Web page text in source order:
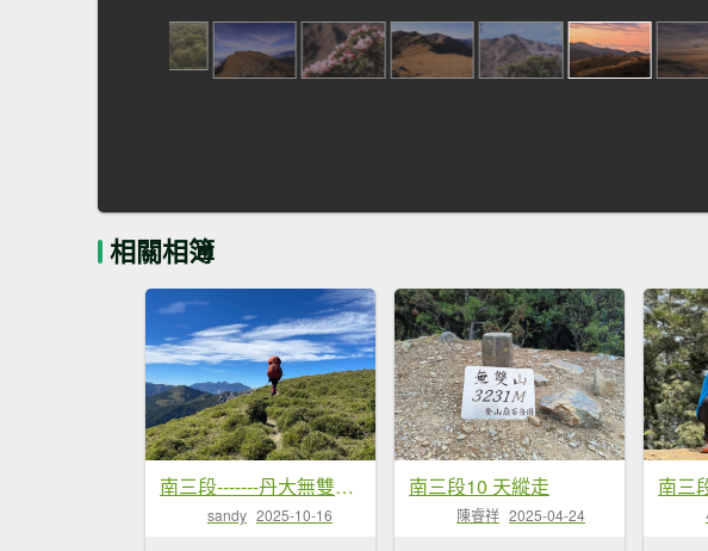
相關相簿
南三段-------丹大無雙豔陽天
sandy 2025-10-16
南三段10 天縱走
陳睿祥 2025-04-24